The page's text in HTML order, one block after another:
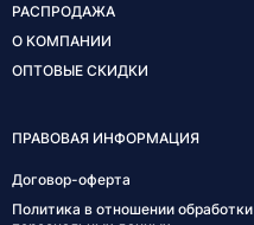
РАСПРОДАЖА
О КОМПАНИИ
ОПТОВЫЕ СКИДКИ
ПРАВОВАЯ ИНФОРМАЦИЯ
Договор-оферта
Политика в отношении обработки